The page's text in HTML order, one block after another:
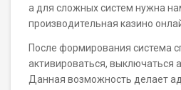
а для сложных систем нужна
производительная казино
После формирования система
активироваться, выключаться
Данная возможность делает